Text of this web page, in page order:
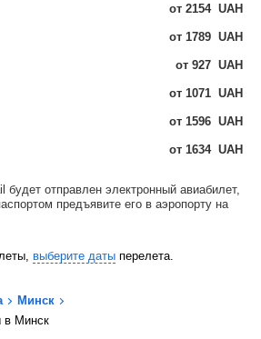
от 2154 UAH
от 1789 UAH
от 927 UAH
от 1071 UAH
от 1596 UAH
от 1634 UAH
отправлен электронный авиабилет,
предъявите его в аэропорту на
выберите даты перелета.
Минск
в Минск